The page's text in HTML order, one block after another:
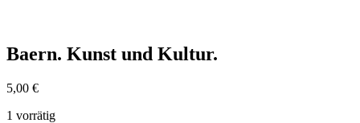
Baern. Kunst und Kultur.
5,00 €
1 vorrätig